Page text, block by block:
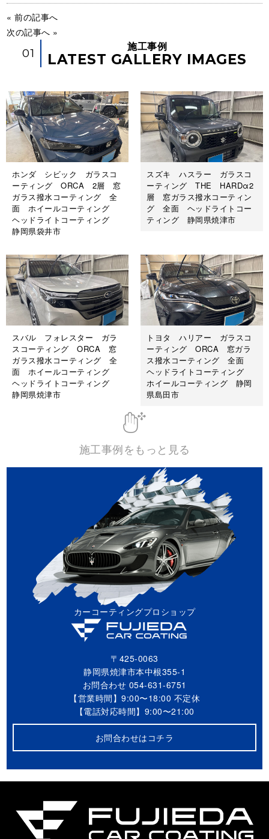
施工後
施工前
施工後
« 前の記事へ
次の記事へ »
01
施工事例
LATEST GALLERY IMAGES
ホンダ シビック ガラスコ
ーティング ORCA 2層 窓
ガラス撥水コーティング 全
面 ホイールコーティング
ヘッドライトコーティング
静岡県袋井市
スズキ ハスラー ガラスコ
ーティング THE HARDα2
層 窓ガラス撥水コーティン
グ 全面 ヘッドライトコー
ティング 静岡県焼津市
スバル フォレスター ガラ
スコーティング ORCA 窓
ガラス撥水コーティング 全
面 ホイールコーティング
ヘッドライトコーティング
静岡県焼津市
トヨタ ハリアー ガラスコ
ーティング ORCA 窓ガラ
ス撥水コーティング 全面
ヘッドライトコーティング
ホイールコーティング 静岡
県島田市
施工事例をもっと見る
カーコーティングプロショップ
〒425-0063
静岡県焼津市本中根355-1
お問合わせ 054-631-6751
【営業時間】9:00〜18:00 不定休
【電話対応時間】9:00〜21:00
お問合わせはコチラ